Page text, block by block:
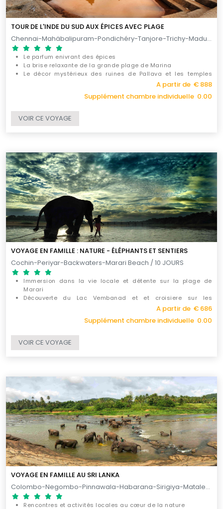
TOUR DE L'INDE DU SUD AUX ÉPICES AVEC PLAGE
Chennai-Mahäbalipuram-Pondichéry-Tanjore-Trichy-Madurai-Periyar-Cochin-Marari / 12 JOURS
Le parfum enivrant des épices
La brise relaxante de la grande plage de Marina
Le décor mystérieux des ruines de Pallava et les temples
A partir de € 888
Supplément chambre individuelle 0.00
VOIR CE VOYAGE
VOYAGE EN FAMILLE : NATURE - ÉLÉPHANTS ET SENTIERS
Cochin-Periyar-Backwaters-Marari Beach / 10 JOURS
Immersion dans la vie locale et détente sur la plage de
Marari
Découverte du Lac Vembanad et et croisiere sur les
Les réserves naturelles et les florissantes plantations de
Periyar et une rencontre exclusive avec les éléphants
A partir de € 686
Supplément chambre individuelle 0.00
VOIR CE VOYAGE
VOYAGE EN FAMILLE AU SRI LANKA
Colombo-Negombo-Pinnawala-Habarana-Sirigiya-Matale-Kandy-Nuwara Eliya-Uda Walawe-Galle-Colombo / 10 JOURS
Rencontres et activités locales au cœur de la nature